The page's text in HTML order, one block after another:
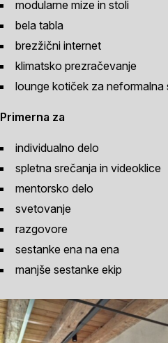
modularne mize in stoli
bela tabla
brezžični internet
klimatsko prezračevanje
lounge kotiček za neformalna
Primerna za
individualno delo
spletna srečanja in videoklice
mentorsko delo
svetovanje
razgovore
sestanke ena na ena
manjše sestanke ekip